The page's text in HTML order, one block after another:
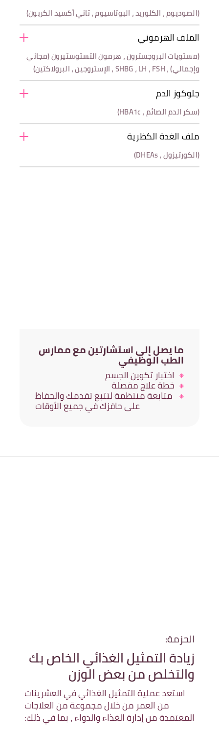
(الصوديوم ، الكلوريد ، البوتاسيوم ، ثاني أكسيد الكربون)
الملف الهرموني
(مستويات البروجسترون ، هرمون التستوستيرون (مجاني
وإجمالي) ، SHBG ، LH ، FSH ، الإستروجين ، البرولاكتين)
جلوكوز الدم
(سكر الدم الصائم ، HBA1c)
ملف الغدة الكظرية
(الكورتيزول ، DHEAs)
ما يصل إلى استشارتين مع ممارس
الطب الوظيفي
اختبار تكوين الجسم
خطة علاج مفصلة
متابعة منتظمة لتتبع تقدمك والحفاظ
على حافزك في جميع الأوقات
الحزمة:
زيادة التمثيل الغذائي الخاص بك
والتخلص من بعض الوزن
استعد عملية التمثيل الغذائي في العشرينات
من العمر من خلال مجموعة من العلاجات
المعتمدة من إدارة الغذاء والدواء ، بما في ذلك: